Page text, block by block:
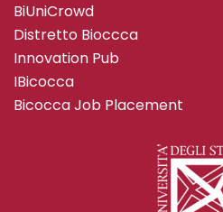
BiUniCrowd
Distretto Bioccca
Innovation Pub
IBicocca
Bicocca Job Placement